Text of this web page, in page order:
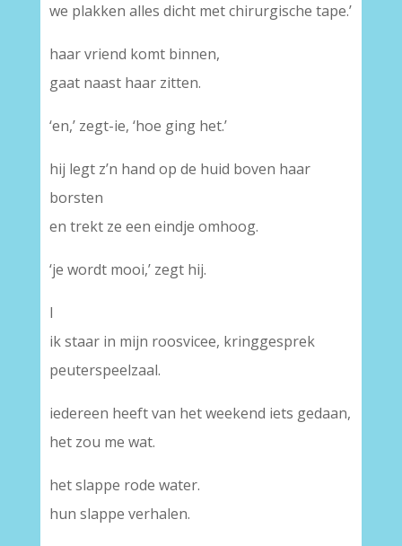
we plakken alles dicht met chirurgische tape.’
haar vriend komt binnen,
gaat naast haar zitten.
‘en,’ zegt-ie, ‘hoe ging het.’
hij legt z’n hand op de huid boven haar
borsten
en trekt ze een eindje omhoog.
‘je wordt mooi,’ zegt hij.
I
ik staar in mijn roosvicee, kringgesprek
peuterspeelzaal.
iedereen heeft van het weekend iets gedaan,
het zou me wat.
het slappe rode water.
hun slappe verhalen.